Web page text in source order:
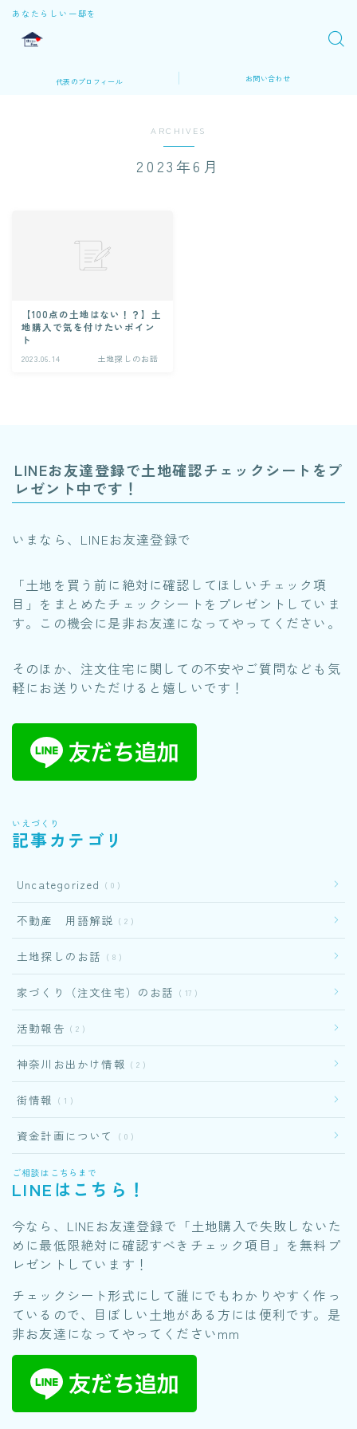
あなたらしい一邸を
代表のプロフィール お問い合わせ
ARCHIVES
2023年6月
【100点の土地はない！？】土
地購入で気を付けたいポイン
ト
2023.06.14 土地探しのお話
LINEお友達登録で土地確認チェックシートをプ
レゼント中です！
いまなら、LINEお友達登録で
「土地を買う前に絶対に確認してほしいチェック項
目」をまとめたチェックシートをプレゼントしていま
す。この機会に是非お友達になってやってください。
そのほか、注文住宅に関しての不安やご質問なども気
軽にお送りいただけると嬉しいです！
いえづくり
記事カテゴリ
Uncategorized 0
不動産 用語解説 2
土地探しのお話 8
家づくり（注文住宅）のお話 17
活動報告 2
神奈川お出かけ情報 2
街情報 1
資金計画について 0
ご相談はこちらまで
LINEはこちら！
今なら、LINEお友達登録で「土地購入で失敗しないた
めに最低限絶対に確認すべきチェック項目」を無料プ
レゼントしています！
チェックシート形式にして誰にでもわかりやすく作っ
ているので、目ぼしい土地がある方には便利です。是
非お友達になってやってくださいmm